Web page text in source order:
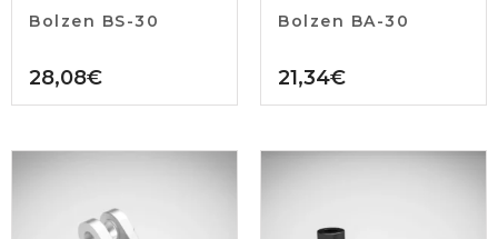
Bolzen BS-30
28,08€
Bolzen BA-30
21,34€